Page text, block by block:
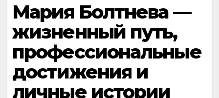
Мария Болтнева —
жизненный путь,
профессиональные
достижения и
личные истории